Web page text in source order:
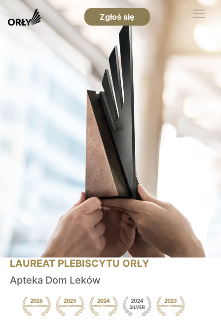
Zgłoś się
LAUREAT PLEBISCYTU ORŁY
Apteka Dom Leków